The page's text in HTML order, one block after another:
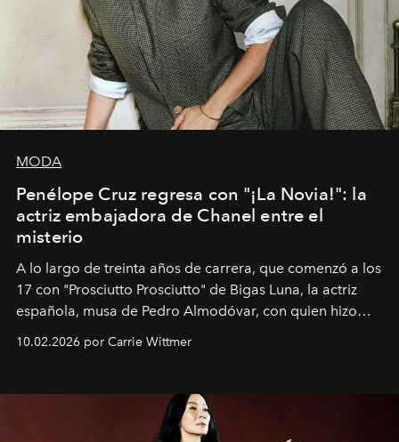
MODA
Penélope Cruz regresa con "¡La Novia!": la
actriz embajadora de Chanel entre el
misterio
A lo largo de treinta años de carrera, que comenzó a los
17 con "Prosciutto Prosciutto" de Bigas Luna, la actriz
española, musa de Pedro Almodóvar, con quien hizo
Barcelona", ha dividido su tiempo entre Europa y
dirigida por Maggie Gyllenhaal.
10.02.2026 por Carrie Wittmer